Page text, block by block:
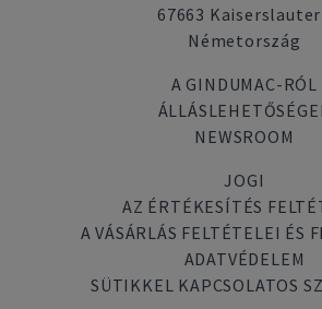
67663
Németország
A GINDUMAC-RÓL
NEWSROOM
JOGI
AZ ÉRTÉKESÍTÉS
A VÁSÁRLÁS FELTÉTELEI ÉS
ADATVÉDELEM
SÜTIKKEL KAPCSOLATOS